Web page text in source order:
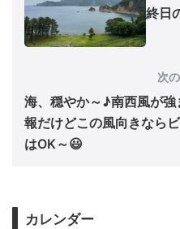
終日
次
海、穏やか～♪南西風が強
報だけどこの風向きなら
はOK～😃
カレンダー